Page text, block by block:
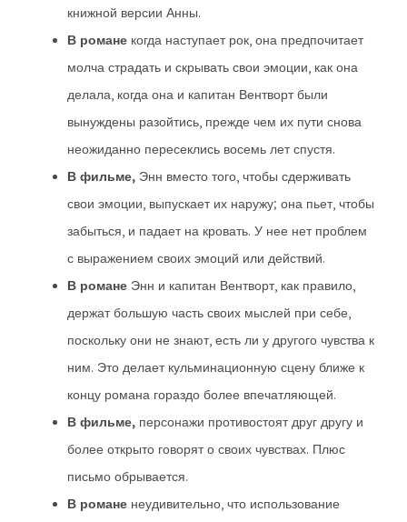
книжной версии Анны.
В романе когда наступает рок, она предпочитает
молча страдать и скрывать свои эмоции, как она
делала, когда она и капитан Вентворт были
вынуждены разойтись, прежде чем их пути снова
неожиданно пересеклись восемь лет спустя.
В фильме, Энн вместо того, чтобы сдерживать
свои эмоции, выпускает их наружу; она пьет, чтобы
забыться, и падает на кровать. У нее нет проблем
с выражением своих эмоций или действий.
В романе Энн и капитан Вентворт, как правило,
держат большую часть своих мыслей при себе,
поскольку они не знают, есть ли у другого чувства к
ним. Это делает кульминационную сцену ближе к
концу романа гораздо более впечатляющей.
В фильме, персонажи противостоят друг другу и
более открыто говорят о своих чувствах. Плюс
письмо обрывается.
В романе неудивительно, что использование